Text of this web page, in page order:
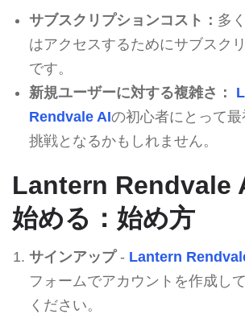
サブスクリプションコスト： 多
はアクセスするためにサブスク
です。
新規ユーザーに対する複雑さ：
Rendvale AIの初心者にとって
挑戦となるかもしれません。
Lantern Rendvale
始める：始め方
サインアップ- Lantern
フォームでアカウントを作成し
ください。